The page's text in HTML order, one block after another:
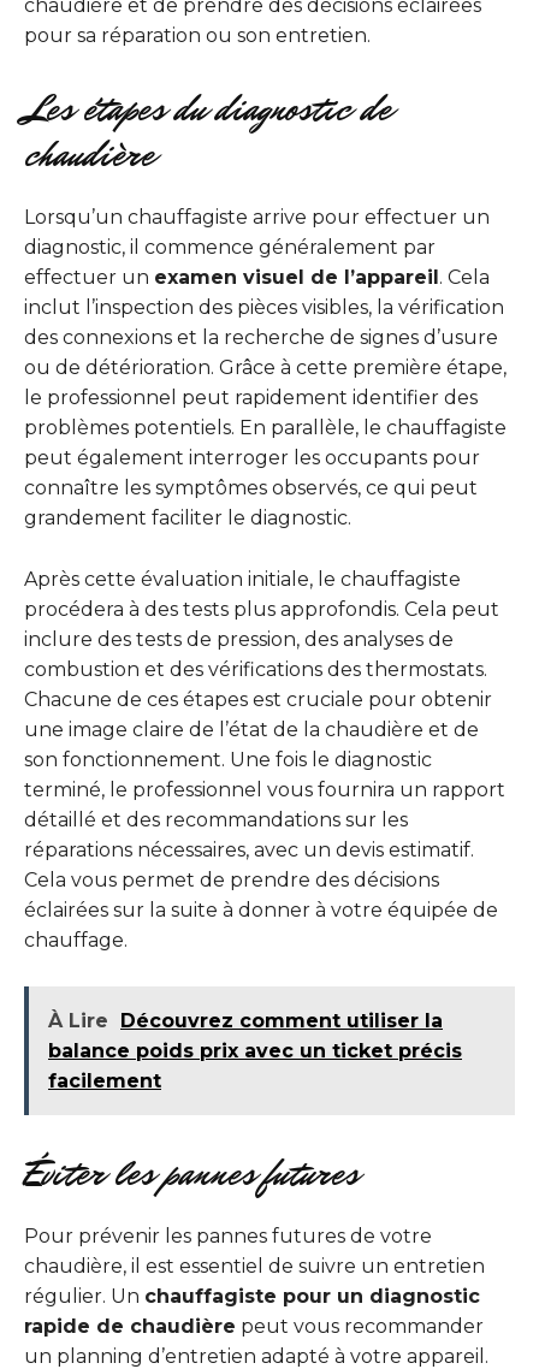
chaudière et de prendre des décisions éclairées
pour sa réparation ou son entretien.
Les étapes du diagnostic de
chaudière
Lorsqu’un chauffagiste arrive pour effectuer un
diagnostic, il commence généralement par
effectuer un examen visuel de l’appareil. Cela
inclut l’inspection des pièces visibles, la vérification
des connexions et la recherche de signes d’usure
ou de détérioration. Grâce à cette première étape,
le professionnel peut rapidement identifier des
problèmes potentiels. En parallèle, le chauffagiste
peut également interroger les occupants pour
connaître les symptômes observés, ce qui peut
grandement faciliter le diagnostic.
Après cette évaluation initiale, le chauffagiste
procédera à des tests plus approfondis. Cela peut
inclure des tests de pression, des analyses de
combustion et des vérifications des thermostats.
Chacune de ces étapes est cruciale pour obtenir
une image claire de l’état de la chaudière et de
son fonctionnement. Une fois le diagnostic
terminé, le professionnel vous fournira un rapport
détaillé et des recommandations sur les
réparations nécessaires, avec un devis estimatif.
Cela vous permet de prendre des décisions
éclairées sur la suite à donner à votre équipée de
chauffage.
À Lire
Découvrez comment utiliser la
balance poids prix avec un ticket précis
facilement
Éviter les pannes futures
Pour prévenir les pannes futures de votre
chaudière, il est essentiel de suivre un entretien
régulier. Un chauffagiste pour un diagnostic
rapide de chaudière peut vous recommander
un planning d’entretien adapté à votre appareil.